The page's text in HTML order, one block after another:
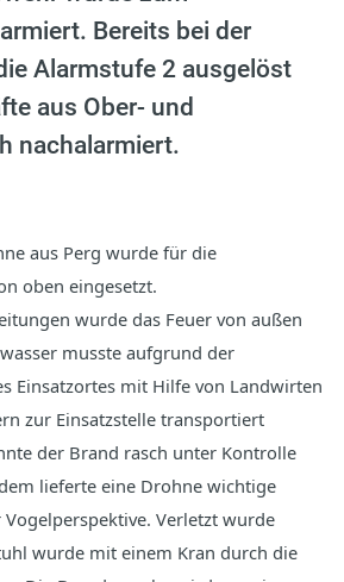
Bereits bei der
Alarmstufe 2 ausgelöst
aus Ober- und
nachalarmiert.
aus Perg wurde für die
oben eingesetzt.
wurde das Feuer von außen
musste aufgrund der
Einsatzortes mit Hilfe von Landwirten
zur Einsatzstelle transportiert
der Brand rasch unter Kontrolle
lieferte eine Drohne wichtige
Verletzt wurde
wurde mit einem Kran durch die